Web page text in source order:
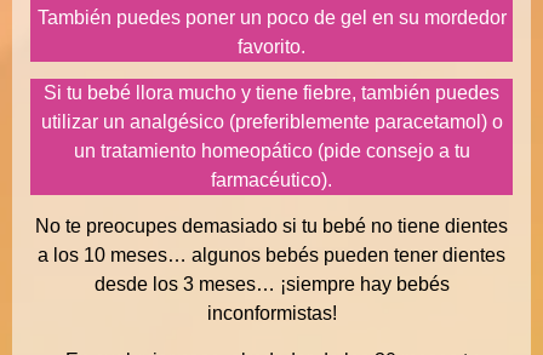
También puedes poner un poco de gel en su mordedor
favorito.
Si tu bebé llora mucho y tiene fiebre, también puedes
utilizar un analgésico (preferiblemente paracetamol) o
un tratamiento homeopático (pide consejo a tu
farmacéutico).
No te preocupes demasiado si tu bebé no tiene dientes
a los 10 meses… algunos bebés pueden tener dientes
desde los 3 meses… ¡siempre hay bebés
inconformistas!